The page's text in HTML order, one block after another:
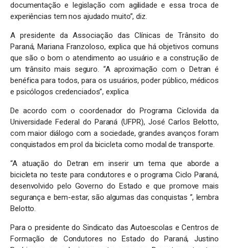
documentação e legislação com agilidade e essa troca de
experiências tem nos ajudado muito”, diz.
A presidente da Associação das Clínicas de Trânsito do
Paraná, Mariana Franzoloso, explica que há objetivos comuns
que são o bom o atendimento ao usuário e a construção de
um trânsito mais seguro. “A aproximação com o Detran é
benéfica para todos, para os usuários, poder público, médicos
e psicólogos credenciados”, explica
De acordo com o coordenador do Programa Ciclovida da
Universidade Federal do Paraná (UFPR), José Carlos Belotto,
com maior diálogo com a sociedade, grandes avanços foram
conquistados em prol da bicicleta como modal de transporte.
“A atuação do Detran em inserir um tema que aborde a
bicicleta no teste para condutores e o programa Ciclo Paraná,
desenvolvido pelo Governo do Estado e que promove mais
segurança e bem-estar, são algumas das conquistas ”, lembra
Belotto.
Para o presidente do Sindicato das Autoescolas e Centros de
Formação de Condutores no Estado do Paraná, Justino